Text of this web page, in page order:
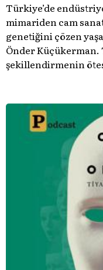
Türkiye’de
mimariden cam
genetiğini çözen
Önder Küçükerman.
şekillendirmenin